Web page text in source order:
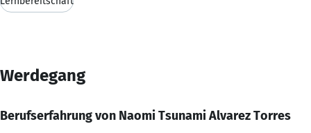
Werdegang
Berufserfahrung von Naomi Tsunami Alvarez Torres